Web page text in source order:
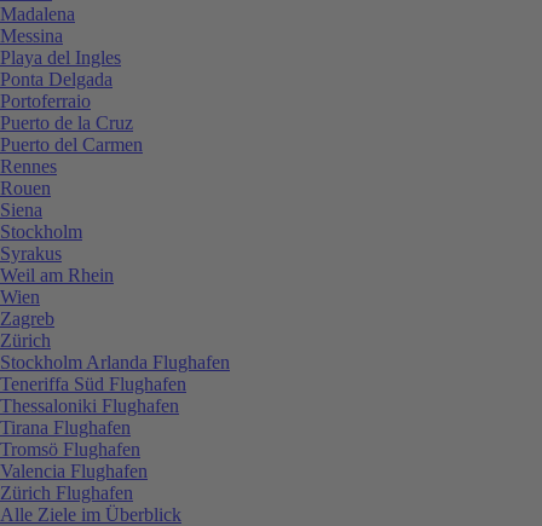
Madalena
Messina
Playa del Ingles
Ponta Delgada
Portoferraio
Puerto de la Cruz
Puerto del Carmen
Rennes
Rouen
Siena
Stockholm
Syrakus
Weil am Rhein
Wien
Zagreb
Zürich
Stockholm Arlanda Flughafen
Teneriffa Süd Flughafen
Thessaloniki Flughafen
Tirana Flughafen
Tromsö Flughafen
Valencia Flughafen
Zürich Flughafen
Alle Ziele im Überblick